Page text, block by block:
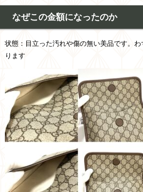
なぜこの金額になったのか
状態： 目立った汚れや傷の無い美品です。
ります